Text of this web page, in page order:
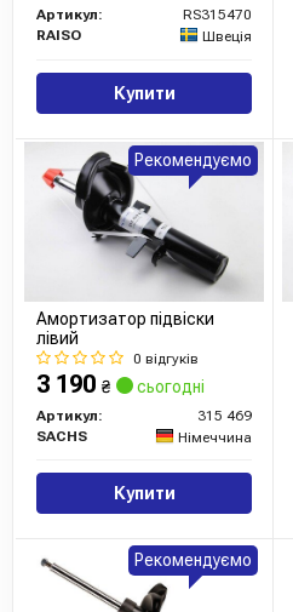
Артикул:
RS315470
RAISO
Швеція
Купити
Амортизатор підвіски
лівий
0 відгуків
3 190 ₴ сьогодні
Артикул:
315 469
SACHS
Німеччина
Купити
Рекомендуємо
Рекомендуємо